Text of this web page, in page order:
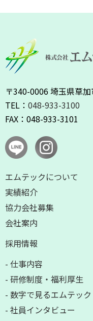
〒340-0006 埼玉県草
TEL： 048-933-3100
FAX：048-933-3101
エムテックについて
実績紹介
協⼒会社募集
会社案内
採⽤情報
- 仕事内容
- 研修制度・福利厚⽣
- 数字で⾒るエムテック
- 社員インタビュー